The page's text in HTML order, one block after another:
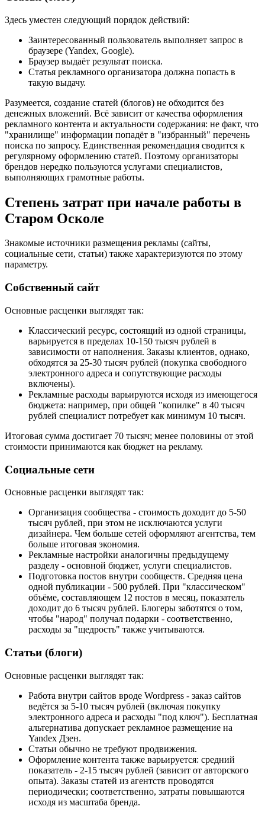
Здесь уместен следующий порядок действий:
Заинтересованный пользователь выполняет запрос в
браузере (Yandex, Google).
Браузер выдаёт результат поиска.
Статья рекламного организатора должна попасть в
такую выдачу.
Разумеется, создание статей (блогов) не обходится без
денежных вложений. Всё зависит от качества оформления
рекламного контента и актуальности содержания: не факт, что
"хранилище" информации попадёт в "избранный" перечень
поиска по запросу. Единственная рекомендация сводится к
регулярному оформлению статей. Поэтому организаторы
брендов нередко пользуются услугами специалистов,
выполняющих грамотные работы.
Степень затрат при начале работы в
Старом Осколе
Знакомые источники размещения рекламы (сайты,
социальные сети, статьи) также характеризуются по этому
параметру.
Собственный сайт
Основные расценки выглядят так:
Классический ресурс, состоящий из одной страницы,
варьируется в пределах 10-150 тысяч рублей в
зависимости от наполнения. Заказы клиентов, однако,
обходятся за 25-30 тысяч рублей (покупка свободного
электронного адреса и сопутствующие расходы
включены).
Рекламные расходы варьируются исходя из имеющегося
бюджета: например, при общей "копилке" в 40 тысяч
рублей специалист потребует как минимум 10 тысяч.
Итоговая сумма достигает 70 тысяч; менее половины от этой
стоимости принимаются как бюджет на рекламу.
Социальные сети
Основные расценки выглядят так:
Организация сообщества - стоимость доходит до 5-50
тысяч рублей, при этом не исключаются услуги
дизайнера. Чем больше сетей оформляют агентства, тем
больше итоговая экономия.
Рекламные настройки аналогичны предыдущему
разделу - основной бюджет, услуги специалистов.
Подготовка постов внутри сообществ. Средняя цена
одной публикации - 500 рублей. При "классическом"
объёме, составляющем 12 постов в месяц, показатель
доходит до 6 тысяч рублей. Блогеры заботятся о том,
чтобы "народ" получал подарки - соответственно,
расходы за "щедрость" также учитываются.
Статьи (блоги)
Основные расценки выглядят так:
Работа внутри сайтов вроде Wordpress - заказ сайтов
ведётся за 5-10 тысяч рублей (включая покупку
электронного адреса и расходы "под ключ"). Бесплатная
альтернатива допускает рекламное размещение на
Yandex Дзен.
Статьи обычно не требуют продвижения.
Оформление контента также варьируется: средний
показатель - 2-15 тысяч рублей (зависит от авторского
опыта). Заказы статей из агентств проводятся
периодически; соответственно, затраты повышаются
исходя из масштаба бренда.